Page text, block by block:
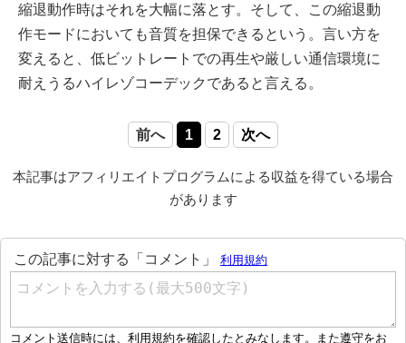
縮退動作時はそれを大幅に落とす。そして、この縮退動
作モードにおいても音質を担保できるという。言い方を
変えると、低ビットレートでの再生や厳しい通信環境に
耐えうるハイレゾコーデックであると言える。
前へ 1 2 次へ
本記事はアフィリエイトプログラムによる収益を得ている場合
があります